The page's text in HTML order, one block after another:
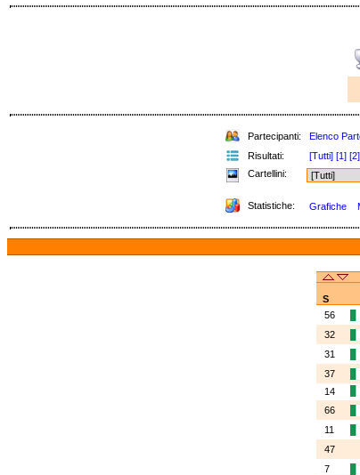
Partecipanti: Elenco
Risultati:
[Tutti] [1] [2]
Cartellini:
Statistiche: Grafiche
S
56
32
31
37
14
66
11
47
7